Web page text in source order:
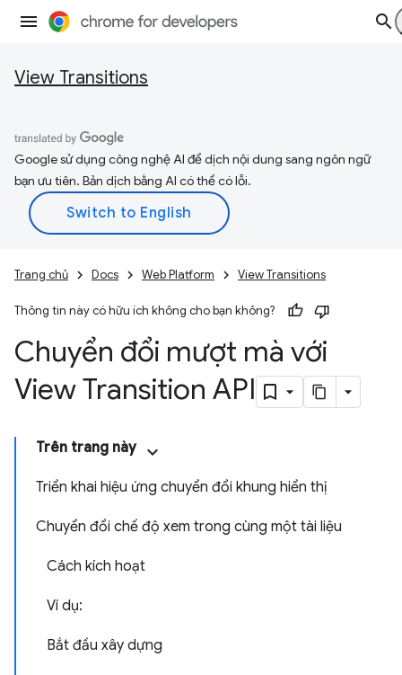
View Transitions
Google sử dụng công nghệ AI để dịch nội dung sang ngôn ngữ
bạn ưu tiên. Bản dịch bằng AI có thể có lỗi.
Trang chủ Docs Web Platform View Transitions
Thông tin này có hữu ích không cho bạn không?
Chuyển đổi mượt mà với
View Transition API
Trên trang này
Triển khai hiệu ứng chuyển đổi khung hiển thị
Chuyển đổi chế độ xem trong cùng một tài liệu
Cách kích hoạt
Ví dụ:
Bắt đầu xây dựng